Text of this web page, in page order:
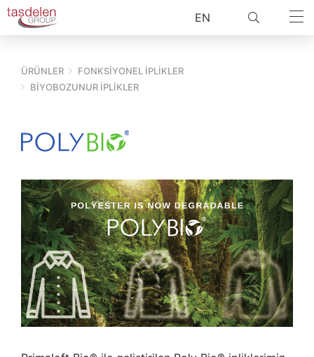
EN
ÜRÜNLER
FONKSİYONEL İPLİKLER
BIYOBOZUNUR İPLIKLER